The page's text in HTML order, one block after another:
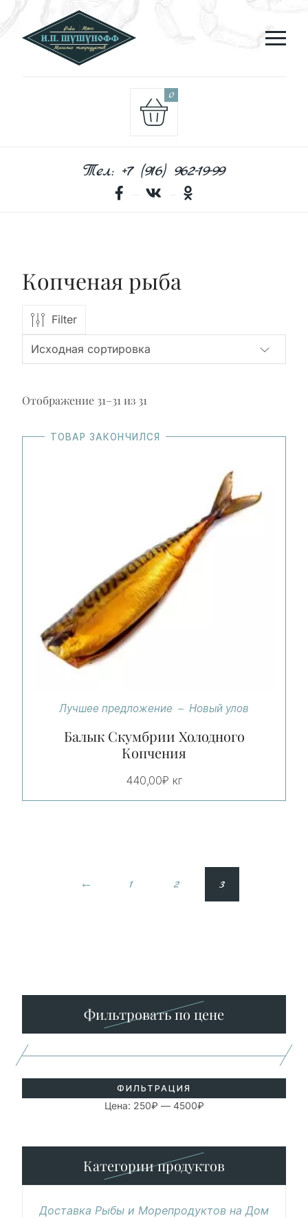
0
Тел: +7 (916) 962-19-99
Копченая рыба
Filter
Отображение 31–31 из 31
ТОВАР ЗАКОНЧИЛСЯ
Лучшее предложение Новый улов
Балык Скумбрии Холодного
Копчения
440,00₽ кг
← 1 2 3
Фильтровать по цене
ФИЛЬТРАЦИЯ
Цена: 250₽ — 4500₽
Категории продуктов
Доставка Рыбы и Морепродуктов на Дом